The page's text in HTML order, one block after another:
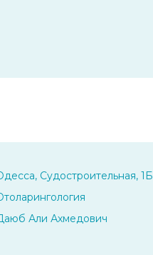
Судостроительная, 1Б
Али Ахмедович